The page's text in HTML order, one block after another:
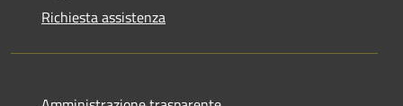
Richiesta assistenza